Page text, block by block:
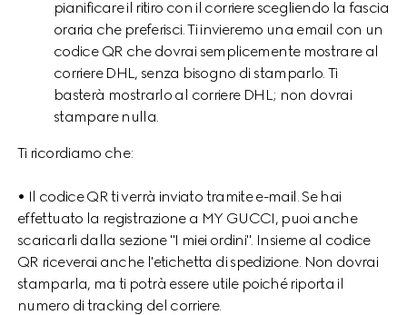
pianificare il ritiro con il corriere scegliendo la fascia
oraria che preferisci. Ti invieremo una email con un
codice QR che dovrai semplicemente mostrare al
corriere DHL, senza bisogno di stamparlo. Ti
basterà mostrarlo al corriere DHL; non dovrai
stampare nulla.
Ti ricordiamo che:
• Il codice QR ti verrà inviato tramite e-mail. Se hai
effettuato la registrazione a MY GUCCI, puoi anche
scaricarli dalla sezione "I miei ordini". Insieme al codice
QR riceverai anche l'etichetta di spedizione. Non dovrai
stamparla, ma ti potrà essere utile poiché riporta il
numero di tracking del corriere.